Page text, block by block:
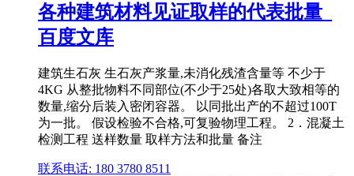
各种建筑材料见证取样的代表批量_
百度文库
建筑生石灰 生石灰产浆量,未消化残渣含量等 不少于
4KG 从整批物料不同部位(不少于25处)各取大致相等的
数量,缩分后装入密闭容器。 以同批出产的不超过100T
为一批。 假设检验不合格,可复验物理工程。 2．混凝土
检测工程 送样数量 取样方法和批量 备注
联系电话: 180 3780 8511